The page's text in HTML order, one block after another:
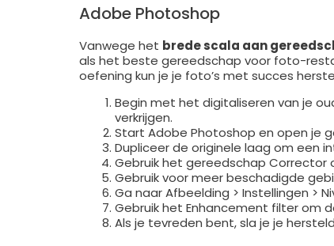
Adobe Photoshop
Vanwege het brede scala aan
als het beste gereedschap voor foto-
oefening kun je je foto’s met succes
Begin met het digitaliseren van je
verkrijgen.
Start Adobe Photoshop en open je
Dupliceer de originele laag om een
Gebruik het gereedschap Corrector
Gebruik voor meer beschadigde
Ga naar Afbeelding > Instellingen >
Gebruik het Enhancement filter om
Als je tevreden bent, sla je je